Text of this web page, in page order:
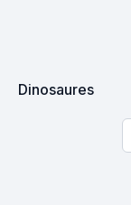
Dinosaures